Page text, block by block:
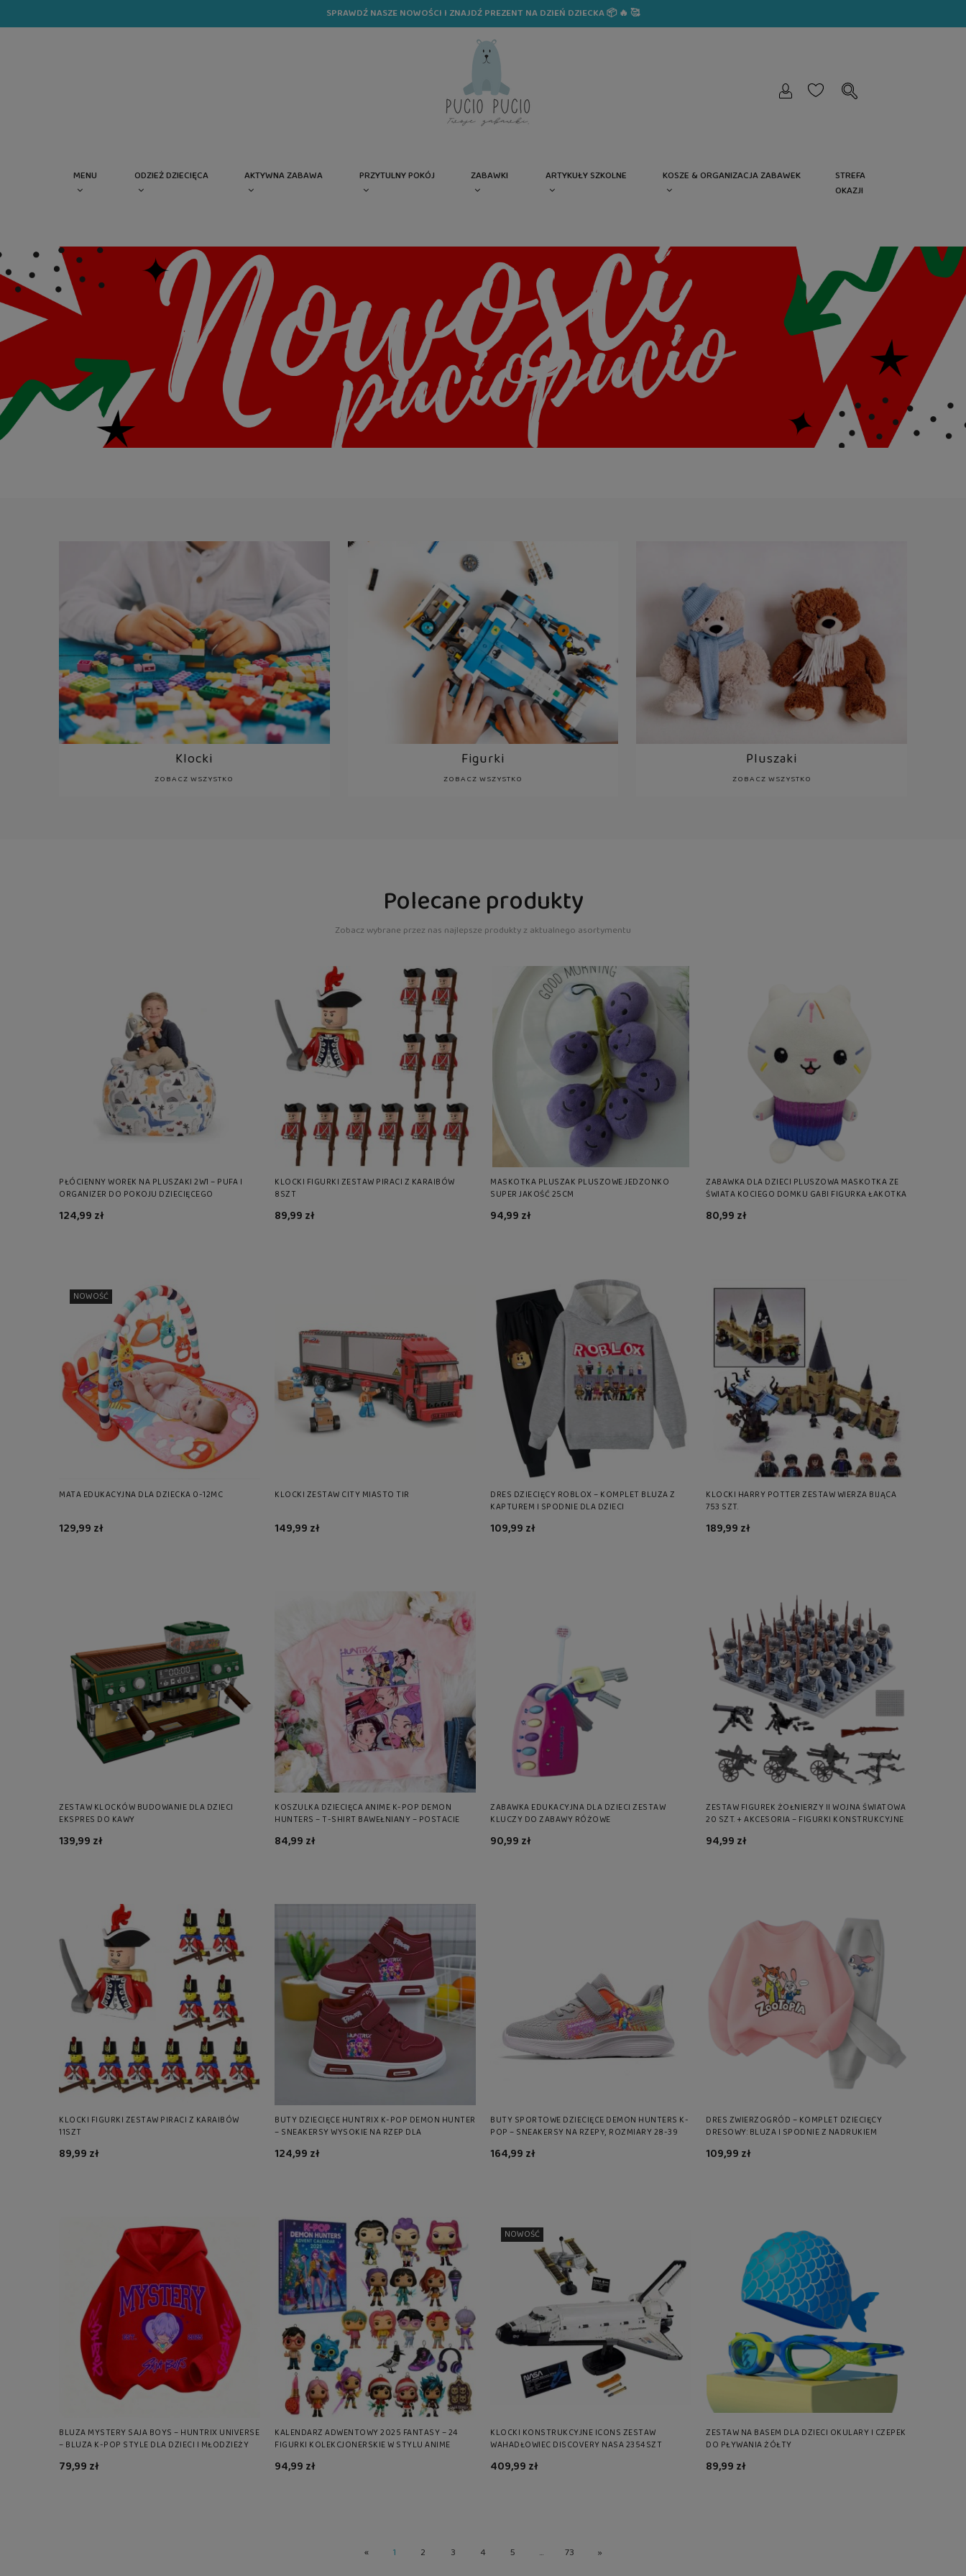
SPRAWDŹ NASZE NOWOŚCI I ZNAJDŹ PREZENT NA DZIEŃ DZIECKA 📦 🔥 🥰
MENU ODZIEŻ DZIECIĘCA AKTYWNA ZABAWA PRZYTULNY POKÓJ ZABAWKI ARTYKUŁY SZKOLNE KOSZE & ORGANIZACJA ZABAWEK
STREFA
OKAZJI
Klocki
ZOBACZ WSZYSTKO
Figurki
ZOBACZ WSZYSTKO
Pluszaki
ZOBACZ WSZYSTKO
Polecane produkty
Zobacz wybrane przez nas najlepsze produkty z aktualnego asortymentu
PŁÓCIENNY WOREK NA PLUSZAKI 2W1 – PUFA I
ORGANIZER DO POKOJU DZIECIĘCEGO
124,99 zł
KLOCKI FIGURKI ZESTAW PIRACI Z KARAIBÓW
8SZT
89,99 zł
MASKOTKA PLUSZAK PLUSZOWE JEDZONKO
SUPER JAKOŚĆ 25CM
94,99 zł
ZABAWKA DLA DZIECI PLUSZOWA MASKOTKA ZE
ŚWIATA KOCIEGO DOMKU GABI FIGURKA ŁAKOTKA
80,99 zł
MATA EDUKACYJNA DLA DZIECKA 0-12MC
129,99 zł
NOWOŚĆ
KLOCKI ZESTAW CITY MIASTO TIR
149,99 zł
DRES DZIECIĘCY ROBLOX – KOMPLET BLUZA Z
KAPTUREM I SPODNIE DLA DZIECI
109,99 zł
KLOCKI HARRY POTTER ZESTAW WIERZA BIJĄCA
753 SZT.
189,99 zł
ZESTAW KLOCKÓW BUDOWANIE DLA DZIECI
EKSPRES DO KAWY
139,99 zł
KOSZULKA DZIECIĘCA ANIME K-POP DEMON
HUNTERS – T-SHIRT BAWEŁNIANY – POSTACIE
84,99 zł
ZABAWKA EDUKACYJNA DLA DZIECI ZESTAW
KLUCZY DO ZABAWY RÓŻOWE
90,99 zł
ZESTAW FIGUREK ŻOŁNIERZY II WOJNA ŚWIATOWA
20 SZT. + AKCESORIA – FIGURKI KONSTRUKCYJNE
94,99 zł
KLOCKI FIGURKI ZESTAW PIRACI Z KARAIBÓW
11SZT
89,99 zł
BUTY DZIECIĘCE HUNTRIX K-POP DEMON HUNTER
– SNEAKERSY WYSOKIE NA RZEP DLA
124,99 zł
BUTY SPORTOWE DZIECIĘCE DEMON HUNTERS K-
POP – SNEAKERSY NA RZEPY, ROZMIARY 28-39
164,99 zł
DRES ZWIERZOGRÓD – KOMPLET DZIECIĘCY
DRESOWY: BLUZA I SPODNIE Z NADRUKIEM
109,99 zł
BLUZA MYSTERY SAJA BOYS – HUNTRIX UNIVERSE
– BLUZA K-POP STYLE DLA DZIECI I MŁODZIEŻY
79,99 zł
KALENDARZ ADWENTOWY 2025 FANTASY – 24
FIGURKI KOLEKCJONERSKIE W STYLU ANIME
94,99 zł
KLOCKI KONSTRUKCYJNE ICONS ZESTAW
WAHADŁOWIEC DISCOVERY NASA 2354SZT
409,99 zł
NOWOŚĆ
ZESTAW NA BASEM DLA DZIECI OKULARY I CZEPEK
DO PŁYWANIA ŻÓŁTY
89,99 zł
« 1 2 3 4 5 ... 73 »